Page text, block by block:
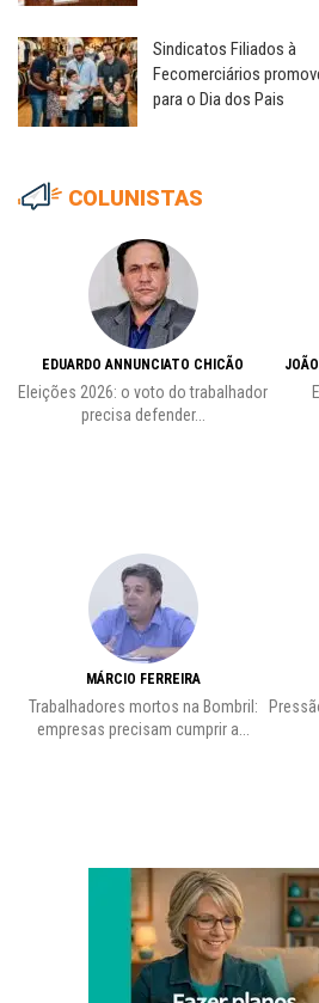
Sindicatos Filiados à
Fecomerciários
para o Dia dos Pais
COLUNISTAS
EDUARDO ANNUNCIATO CHICÃO
Eleições 2026: o voto do trabalhador
precisa defender...
MÁRCIO FERREIRA
Trabalhadores mortos na Bombril:
empresas precisam cumprir a...